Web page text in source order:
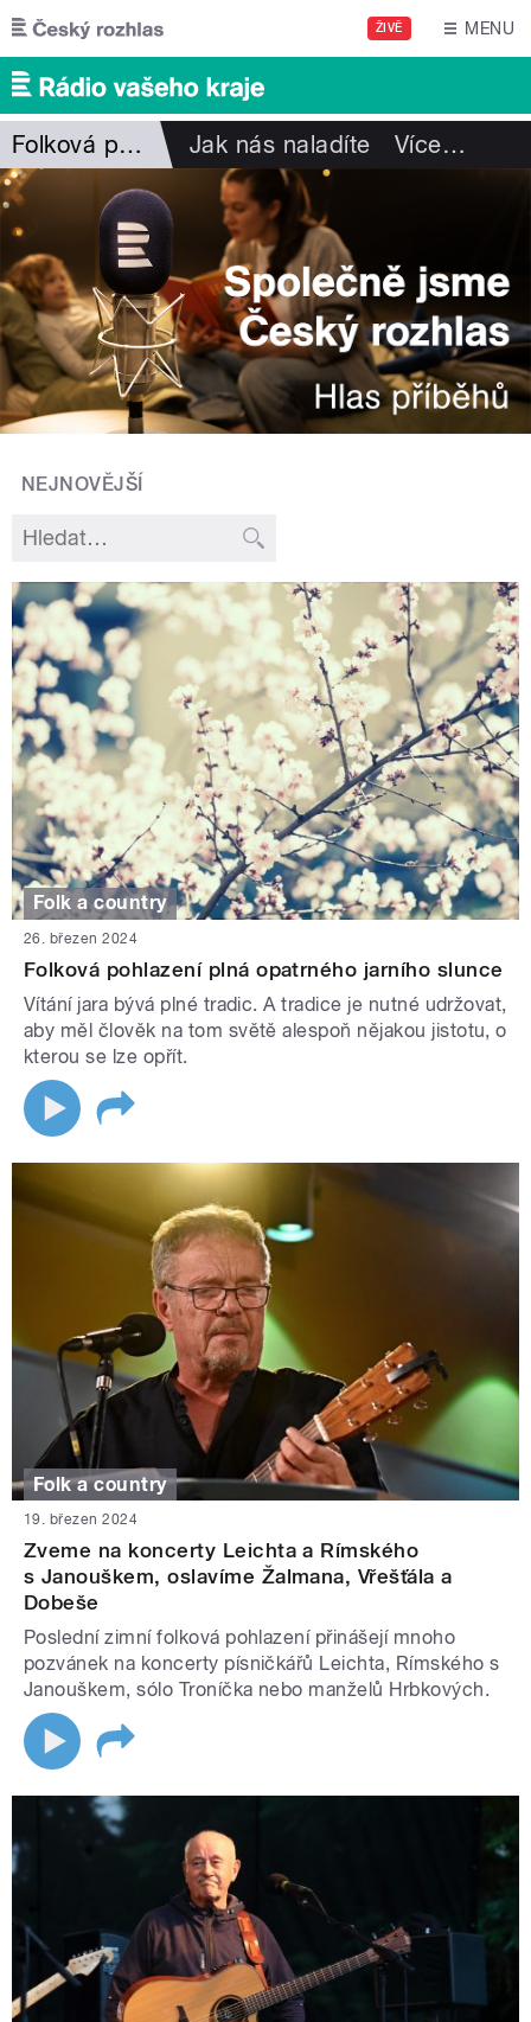
Přejít k hlavnímu obsahu
ŽIVĚ MENU
Folková pohlazení Jak nás naladíte Více…
NEJNOVĚJŠÍ
Folk a country
26. březen 2024
Folková pohlazení plná opatrného jarního slunce
Vítání jara bývá plné tradic. A tradice je nutné udržovat,
aby měl člověk na tom světě alespoň nějakou jistotu, o
kterou se lze opřít.
Folk a country
19. březen 2024
Zveme na koncerty Leichta a Rímského
s Janouškem, oslavíme Žalmana, Vřešťála a
Dobeše
Poslední zimní folková pohlazení přinášejí mnoho
pozvánek na koncerty písničkářů Leichta, Rímského s
Janouškem, sólo Troníčka nebo manželů Hrbkových.